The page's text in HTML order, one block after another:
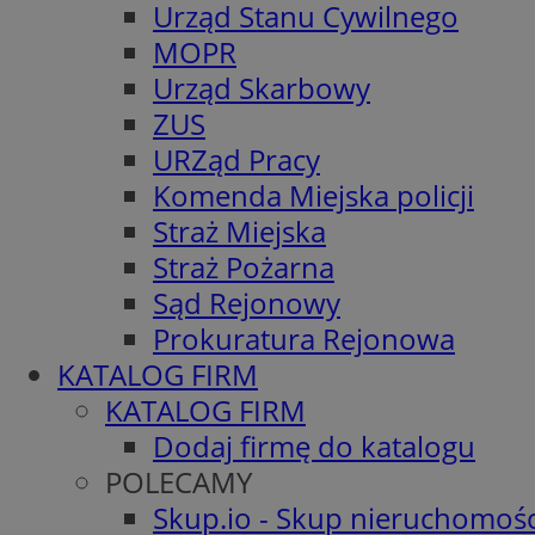
Urząd Stanu Cywilnego
MOPR
Urząd Skarbowy
ZUS
URZąd Pracy
Komenda Miejska policji
Straż Miejska
Straż Pożarna
Sąd Rejonowy
Prokuratura Rejonowa
KATALOG FIRM
KATALOG FIRM
Dodaj firmę do katalogu
POLECAMY
Skup.io - Skup